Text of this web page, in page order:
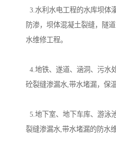
3.水利水电工程的水库坝体
防渗，坝体混凝土裂缝，隧
水维修工程。
4.地铁、遂道、涵洞、污水
砼裂缝渗漏水,带水堵漏，保
5.地下室、地下车库、游泳
裂缝渗漏水,带水堵漏的防水